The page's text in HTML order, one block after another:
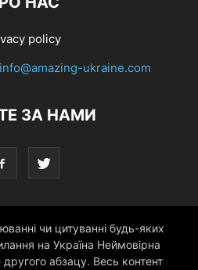
policy
info@amazing-ukraine.com
ЗА НАМИ
чи цитуванні будь-яких
на Україна Неймовірна
абзацу. Весь контент